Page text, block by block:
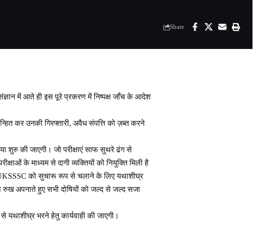
Share
में आते ही इस पूरे प्रकरण में निष्पक्ष जाँच के आदेश
कर उनकी गिरफ्तारी, अवैध संपत्ति को ज़ब्त करने
शुरु की जाएगी। जो परीक्षाएं साफ सुथरे ढंग से
के माध्यम से दागी व्यक्तियों को नियुक्ति मिली है
UKSSSC को सुचारू रूप से चलाने के लिए यथाशीघ्र
रुख अपनाते हुए सभी दोषियों को जल्द से जल्द सजा
से यथाशीघ्र भरने हेतु कार्यवाही की जाएगी।